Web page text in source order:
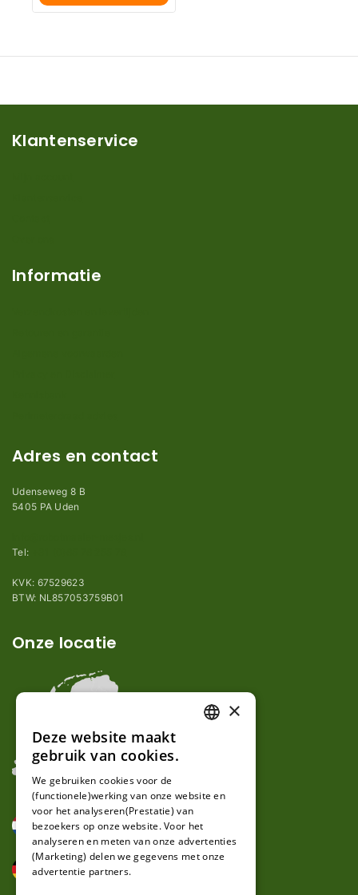
Klantenservice
Informatie
Adres en contact
Udenseweg 8 B
5405 PA Uden
Tel:
KVK: 67529623
BTW: NL857053759B01
Onze locatie
GERMAN
×
Deze website maakt
gebruik van cookies.
We gebruiken cookies voor de
(functionele)werking van onze website en
voor het analyseren(Prestatie) van
bezoekers op onze website. Voor het
analyseren en meten van onze advertenties
(Marketing) delen we gegevens met onze
advertentie partners.